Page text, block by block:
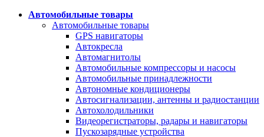
Автомобильные товары
Автомобильные товары
GPS навигаторы
Автокресла
Автомагнитолы
Автомобильные компрессоры и насосы
Автомобильные принадлежности
Автономные кондиционеры
Автосигнализации, антенны и радиостанции
Автохолодильники
Видеорегистраторы, радары и навигаторы
Пускозарядные устройства